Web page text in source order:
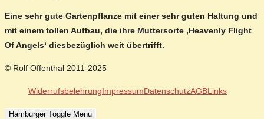
Eine sehr gute Gartenpflanze mit einer sehr guten Haltung und
mit einem tollen Aufbau, die ihre Muttersorte ‚Heavenly Flight
Of Angels‘ diesbezüglich weit übertrifft.
© Rolf Offenthal 2011-2025
WiderrufsbelehrungImpressumDatenschutzAGBLinks
Hamburger Toggle Menu